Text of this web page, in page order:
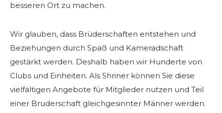
Mitgliederzentrum
Ausbildung
Kontaktieren Sie uns
besseren Ort zu machen.
Wir glauben, dass Brüderschaften entstehen und
Beziehungen durch Spaß und Kameradschaft
gestärkt werden. Deshalb haben wir Hunderte von
Clubs und Einheiten. Als Shriner können Sie diese
vielfältigen Angebote für Mitglieder nutzen und Teil
einer Bruderschaft gleichgesinnter Männer werden.